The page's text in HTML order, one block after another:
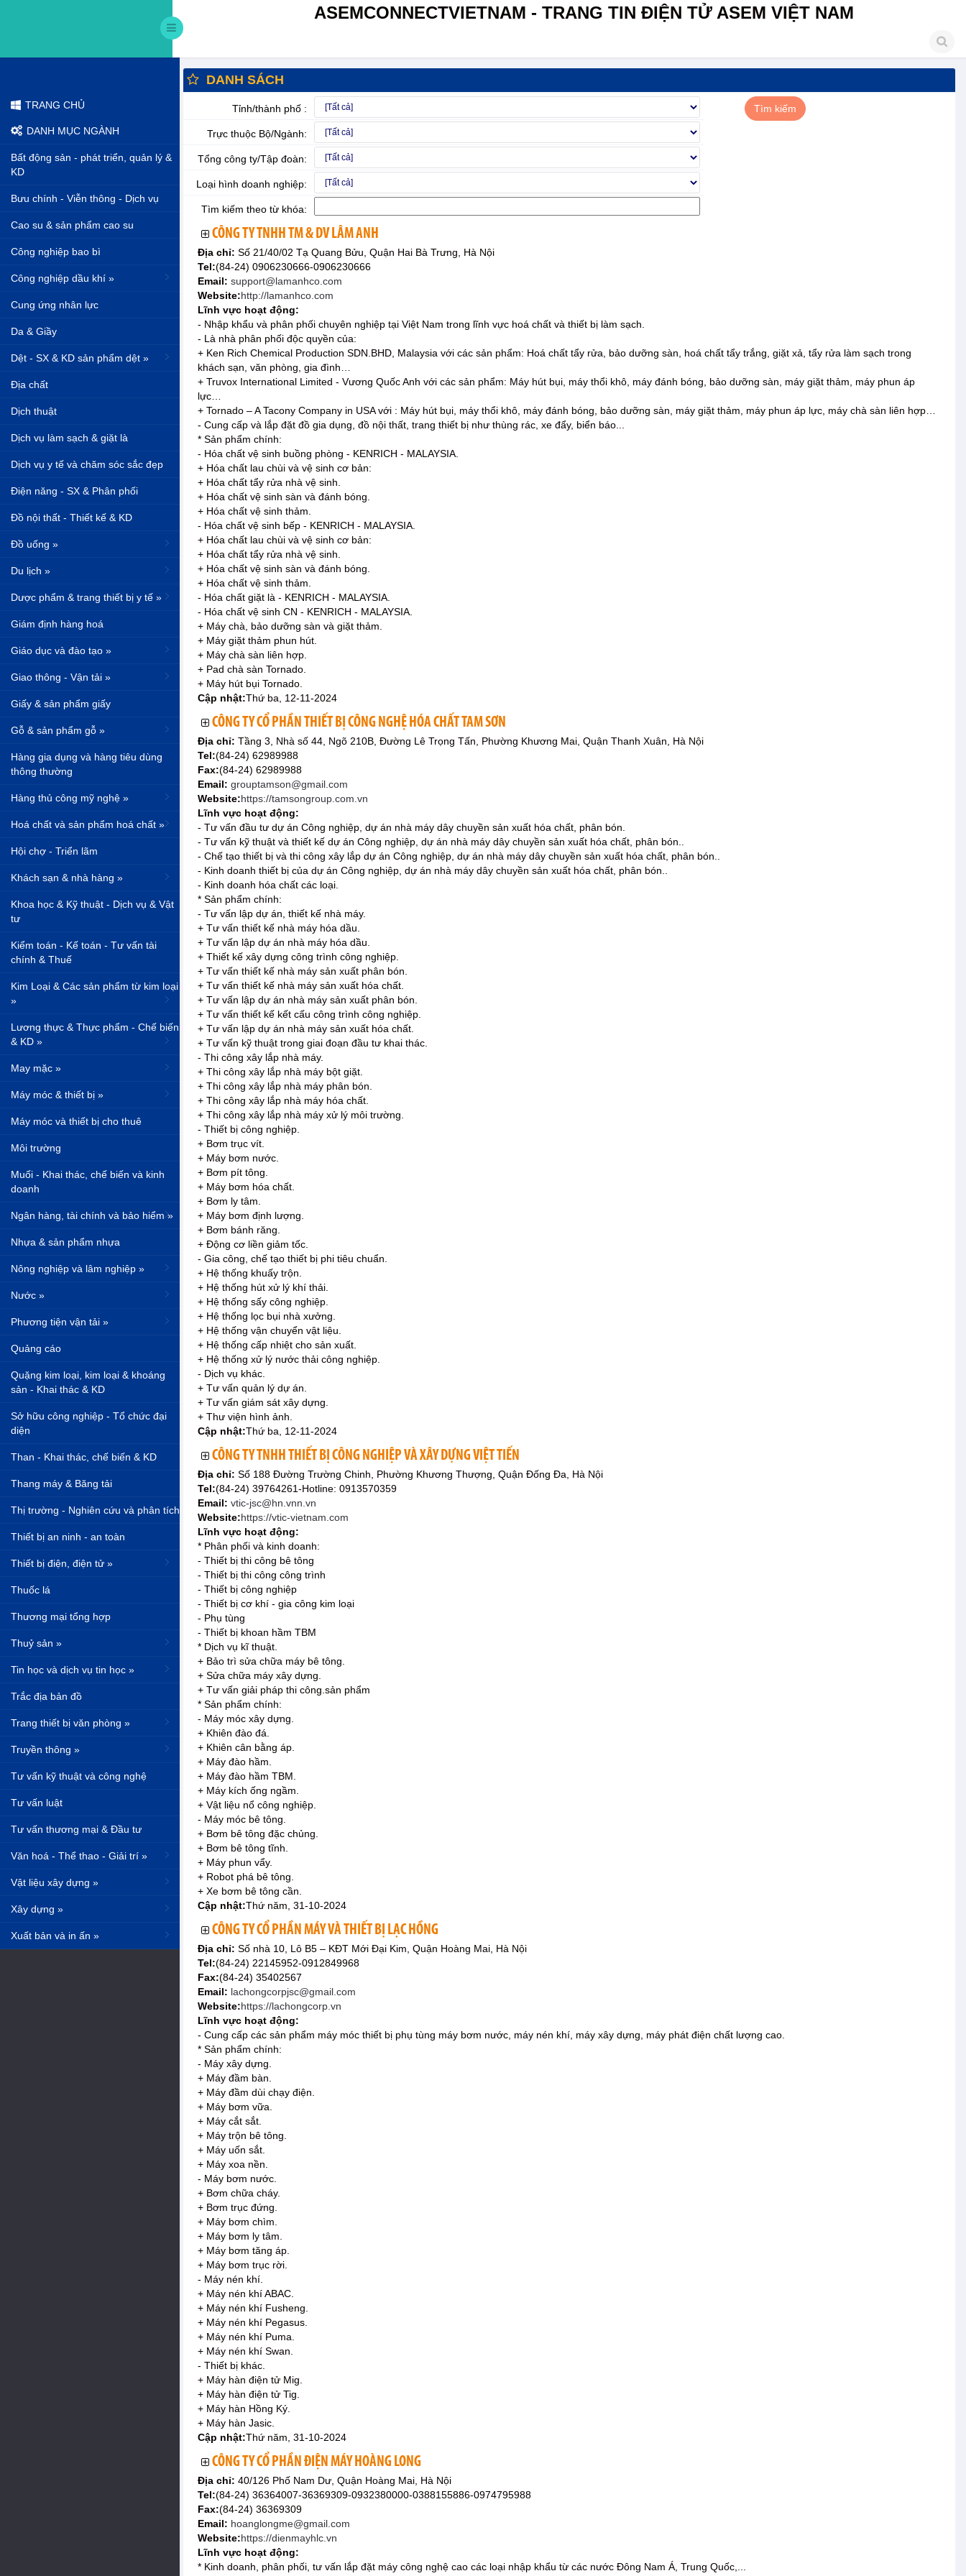
ASEMCONNECTVIETNAM - TRANG TIN ĐIỆN TỬ ASEM VIỆT NAM
TRANG CHỦ
DANH MỤC NGÀNH
Bất động sản - phát triển, quản lý &
KD
Bưu chính - Viễn thông - Dịch vụ
Cao su & sản phẩm cao su
Công nghiệp bao bì
Công nghiệp dầu khí »
Cung ứng nhân lực
Da & Giầy
Dệt - SX & KD sản phẩm dệt »
Địa chất
Dịch thuật
Dịch vụ làm sạch & giặt là
Dịch vụ y tế và chăm sóc sắc đẹp
Điện năng - SX & Phân phối
Đồ nội thất - Thiết kế & KD
Đồ uống »
Du lịch »
Dược phẩm & trang thiết bị y tế »
Giám định hàng hoá
Giáo dục và đào tạo »
Giao thông - Vận tải »
Giấy & sản phẩm giấy
Gỗ & sản phẩm gỗ »
Hàng gia dụng và hàng tiêu dùng
thông thường
Hàng thủ công mỹ nghệ »
Hoá chất và sản phẩm hoá chất »
Hội chợ - Triển lãm
Khách sạn & nhà hàng »
Khoa học & Kỹ thuật - Dịch vụ & Vật
tư
Kiểm toán - Kế toán - Tư vấn tài
chính & Thuế
Kim Loại & Các sản phẩm từ kim loại
»
Lương thực & Thực phẩm - Chế biến
& KD »
May mặc »
Máy móc & thiết bị »
Máy móc và thiết bị cho thuê
Môi trường
Muối - Khai thác, chế biến và kinh
doanh
Ngân hàng, tài chính và bảo hiểm »
Nhựa & sản phẩm nhựa
Nông nghiệp và lâm nghiệp »
Nước »
Phương tiện vận tải »
Quảng cáo
Quặng kim loại, kim loại & khoáng
sản - Khai thác & KD
Sở hữu công nghiệp - Tổ chức đại
diện
Than - Khai thác, chế biến & KD
Thang máy & Băng tải
Thị trường - Nghiên cứu và phân tích
Thiết bị an ninh - an toàn
Thiết bị điện, điện tử »
Thuốc lá
Thương mại tổng hợp
Thuỷ sản »
Tin học và dịch vụ tin học »
Trắc địa bản đồ
Trang thiết bị văn phòng »
Truyền thông »
Tư vấn kỹ thuật và công nghệ
Tư vấn luật
Tư vấn thương mại & Đầu tư
Văn hoá - Thể thao - Giải trí »
Vật liệu xây dựng »
Xây dựng »
Xuất bản và in ấn »
DANH SÁCH
Tỉnh/thành phố :
Trực thuộc Bộ/Ngành:
Tổng công ty/Tập đoàn:
Loại hình doanh nghiệp:
Tìm kiếm theo từ khóa:
CÔNG TY TNHH TM & DV LÂM ANH
Địa chỉ: Số 21/40/02 Tạ Quang Bửu, Quận Hai Bà Trưng, Hà Nội
Tel:(84-24) 0906230666-0906230666
Email: support@lamanhco.com
Website:http://lamanhco.com
Lĩnh vực hoạt động:
- Nhập khẩu và phân phối chuyên nghiệp tại Việt Nam trong lĩnh vực hoá chất và thiết bị làm sạch.
- Là nhà phân phối độc quyền của:
+ Ken Rich Chemical Production SDN.BHD, Malaysia với các sản phẩm: Hoá chất tẩy rửa, bảo dưỡng sàn, hoá chất tẩy trắng, giặt xả, tẩy rửa làm sạch trong
khách sạn, văn phòng, gia đình…
+ Truvox International Limited - Vương Quốc Anh với các sản phẩm: Máy hút bụi, máy thổi khô, máy đánh bóng, bảo dưỡng sàn, máy giặt thảm, máy phun áp
lực…
+ Tornado – A Tacony Company in USA với : Máy hút bụi, máy thổi khô, máy đánh bóng, bảo dưỡng sàn, máy giặt thảm, máy phun áp lực, máy chà sàn liên hợp…
- Cung cấp và lắp đặt đồ gia dụng, đồ nội thất, trang thiết bị như thùng rác, xe đẩy, biển báo...
* Sản phẩm chính:
- Hóa chất vệ sinh buồng phòng - KENRICH - MALAYSIA.
+ Hóa chất lau chùi và vệ sinh cơ bản:
+ Hóa chất tẩy rửa nhà vệ sinh.
+ Hóa chất vệ sinh sàn và đánh bóng.
+ Hóa chất vệ sinh thảm.
- Hóa chất vệ sinh bếp - KENRICH - MALAYSIA.
+ Hóa chất lau chùi và vệ sinh cơ bản:
+ Hóa chất tẩy rửa nhà vệ sinh.
+ Hóa chất vệ sinh sàn và đánh bóng.
+ Hóa chất vệ sinh thảm.
- Hóa chất giặt là - KENRICH - MALAYSIA.
- Hóa chất vệ sinh CN - KENRICH - MALAYSIA.
+ Máy chà, bảo dưỡng sàn và giặt thảm.
+ Máy giặt thảm phun hút.
+ Máy chà sàn liên hợp.
+ Pad chà sàn Tornado.
+ Máy hút bụi Tornado.
Cập nhật:Thứ ba, 12-11-2024
CÔNG TY CỔ PHẦN THIẾT BỊ CÔNG NGHỆ HÓA CHẤT TAM SƠN
Địa chỉ: Tầng 3, Nhà số 44, Ngõ 210B, Đường Lê Trọng Tấn, Phường Khương Mai, Quận Thanh Xuân, Hà Nội
Tel:(84-24) 62989988
Fax:(84-24) 62989988
Email: grouptamson@gmail.com
Website:https://tamsongroup.com.vn
Lĩnh vực hoạt động:
- Tư vấn đầu tư dự án Công nghiệp, dự án nhà máy dây chuyền sản xuất hóa chất, phân bón.
- Tư vấn kỹ thuật và thiết kế dự án Công nghiệp, dự án nhà máy dây chuyền sản xuất hóa chất, phân bón..
- Chế tạo thiết bị và thi công xây lắp dự án Công nghiệp, dự án nhà máy dây chuyền sản xuất hóa chất, phân bón..
- Kinh doanh thiết bị của dự án Công nghiệp, dự án nhà máy dây chuyền sản xuất hóa chất, phân bón..
- Kinh doanh hóa chất các loại.
* Sản phẩm chính:
- Tư vấn lập dự án, thiết kế nhà máy.
+ Tư vấn thiết kế nhà máy hóa dầu.
+ Tư vấn lập dự án nhà máy hóa dầu.
+ Thiết kế xây dựng công trình công nghiệp.
+ Tư vấn thiết kế nhà máy sản xuất phân bón.
+ Tư vấn thiết kế nhà máy sản xuất hóa chất.
+ Tư vấn lập dự án nhà máy sản xuất phân bón.
+ Tư vấn thiết kế kết cấu công trình công nghiệp.
+ Tư vấn lập dự án nhà máy sản xuất hóa chất.
+ Tư vấn kỹ thuật trong giai đoạn đầu tư khai thác.
- Thi công xây lắp nhà máy.
+ Thi công xây lắp nhà máy bột giặt.
+ Thi công xây lắp nhà máy phân bón.
+ Thi công xây lắp nhà máy hóa chất.
+ Thi công xây lắp nhà máy xử lý môi trường.
- Thiết bị công nghiệp.
+ Bơm trục vít.
+ Máy bơm nước.
+ Bơm pít tông.
+ Máy bơm hóa chất.
+ Bơm ly tâm.
+ Máy bơm định lượng.
+ Bơm bánh răng.
+ Động cơ liền giảm tốc.
- Gia công, chế tạo thiết bị phi tiêu chuẩn.
+ Hệ thống khuấy trộn.
+ Hệ thống hút xử lý khí thải.
+ Hệ thống sấy công nghiệp.
+ Hệ thống lọc bụi nhà xưởng.
+ Hệ thống vận chuyển vật liệu.
+ Hệ thống cấp nhiệt cho sản xuất.
+ Hệ thống xử lý nước thải công nghiệp.
- Dịch vụ khác.
+ Tư vấn quản lý dự án.
+ Tư vấn giám sát xây dựng.
+ Thư viện hình ảnh.
Cập nhật:Thứ ba, 12-11-2024
CÔNG TY TNHH THIẾT BỊ CÔNG NGHIỆP VÀ XÂY DỰNG VIỆT TIẾN
Địa chỉ: Số 188 Đường Trường Chinh, Phường Khương Thượng, Quận Đống Đa, Hà Nội
Tel:(84-24) 39764261-Hotline: 0913570359
Email: vtic-jsc@hn.vnn.vn
Website:https://vtic-vietnam.com
Lĩnh vực hoạt động:
* Phân phối và kinh doanh:
- Thiết bị thi công bê tông
- Thiết bị thi công công trình
- Thiết bị công nghiệp
- Thiết bị cơ khí - gia công kim loại
- Phụ tùng
- Thiết bị khoan hầm TBM
* Dịch vụ kĩ thuật.
+ Bảo trì sửa chữa máy bê tông.
+ Sửa chữa máy xây dựng.
+ Tư vấn giải pháp thi công.sản phẩm
* Sản phẩm chính:
- Máy móc xây dựng.
+ Khiên đào đá.
+ Khiên cân bằng áp.
+ Máy đào hầm.
+ Máy đào hầm TBM.
+ Máy kích ống ngầm.
+ Vật liệu nổ công nghiệp.
- Máy móc bê tông.
+ Bơm bê tông đặc chủng.
+ Bơm bê tông tĩnh.
+ Máy phun vẩy.
+ Robot phá bê tông.
+ Xe bơm bê tông cần.
Cập nhật:Thứ năm, 31-10-2024
CÔNG TY CỔ PHẦN MÁY VÀ THIẾT BỊ LẠC HỒNG
Địa chỉ: Số nhà 10, Lô B5 – KĐT Mới Đại Kim, Quận Hoàng Mai, Hà Nội
Tel:(84-24) 22145952-0912849968
Fax:(84-24) 35402567
Email: lachongcorpjsc@gmail.com
Website:https://lachongcorp.vn
Lĩnh vực hoạt động:
- Cung cấp các sản phẩm máy móc thiết bị phụ tùng máy bơm nước, máy nén khí, máy xây dựng, máy phát điện chất lượng cao.
* Sản phẩm chính:
- Máy xây dựng.
+ Máy đầm bàn.
+ Máy đầm dùi chạy điện.
+ Máy bơm vữa.
+ Máy cắt sắt.
+ Máy trộn bê tông.
+ Máy uốn sắt.
+ Máy xoa nền.
- Máy bơm nước.
+ Bơm chữa cháy.
+ Bơm trục đứng.
+ Máy bơm chìm.
+ Máy bơm ly tâm.
+ Máy bơm tăng áp.
+ Máy bơm trục rời.
- Máy nén khí.
+ Máy nén khí ABAC.
+ Máy nén khí Fusheng.
+ Máy nén khí Pegasus.
+ Máy nén khí Puma.
+ Máy nén khí Swan.
- Thiết bị khác.
+ Máy hàn điện tử Mig.
+ Máy hàn điện tử Tig.
+ Máy hàn Hồng Ký.
+ Máy hàn Jasic.
Cập nhật:Thứ năm, 31-10-2024
CÔNG TY CỔ PHẦN ĐIỆN MÁY HOÀNG LONG
Địa chỉ: 40/126 Phố Nam Dư, Quận Hoàng Mai, Hà Nội
Tel:(84-24) 36364007-36369309-0932380000-0388155886-0974795988
Fax:(84-24) 36369309
Email: hoanglongme@gmail.com
Website:https://dienmayhlc.vn
Lĩnh vực hoạt động:
* Kinh doanh, phân phối, tư vấn lắp đặt máy công nghệ cao các loại nhập khẩu từ các nước Đông Nam Á, Trung Quốc,...